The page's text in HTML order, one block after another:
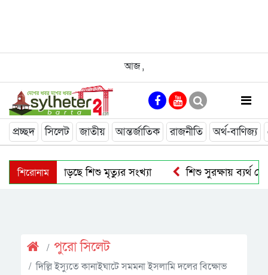
আজ,
প্রচ্ছদ সিলেট জাতীয় আন্তর্জাতিক রাজনীতি অর্থ-বাণিজ্য
শিরোনাম
সিলেটে হামে বাড়ছে শিশু মৃত্যুর সংখ্যা
শিশু সুরক্ষায় ব্যর্থ
পুরাে সিলেট
দিল্লি ইস্যুতে কানাইঘাটে সমমনা ইসলামি দলের বিক্ষোভ